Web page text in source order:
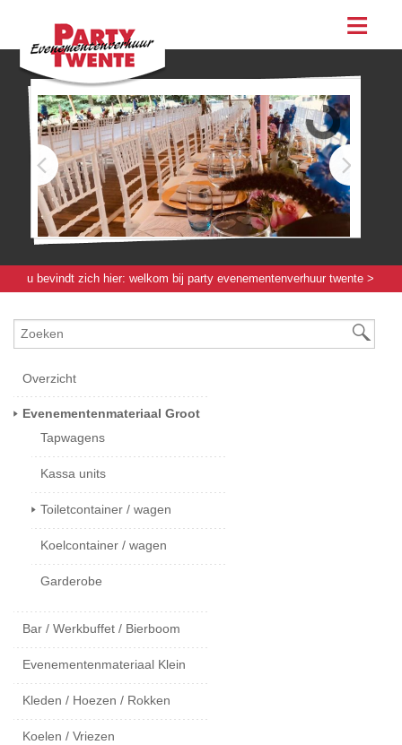
assortiment
evenementen
feesten
bestellen
contact
u bevindt zich hier: welkom bij party evenementenverhuur twente >
- 5 persoons
Overzicht
Evenementenmateriaal Groot
Tapwagens
Kassa units
Toiletcontainer / wagen
Koelcontainer / wagen
Garderobe
Bar / Werkbuffet / Bierboom
Evenementenmateriaal Klein
Kleden / Hoezen / Rokken
Koelen / Vriezen